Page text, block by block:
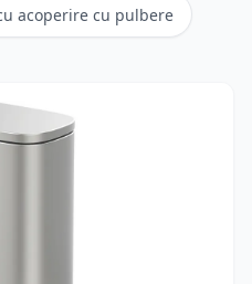
acoperire cu pulbere